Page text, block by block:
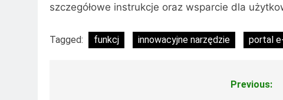
szczegółowe instrukcje oraz wsparcie dla
Tagged: funkcj innowacyjne narzędzie portal
Previous: